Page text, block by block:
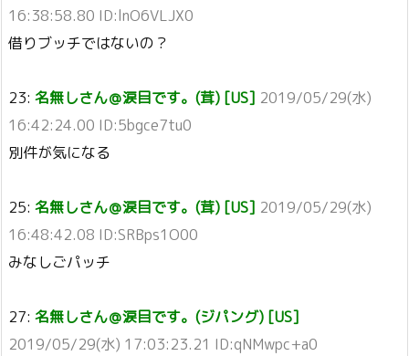
16:38:58.80 ID:lnO6VLJX0
借りブッチではないの？
23: 名無しさん＠涙目です。(茸) [US] 2019/05/29(水)
16:42:24.00 ID:5bgce7tu0
別件が気になる
25: 名無しさん＠涙目です。(茸) [US] 2019/05/29(水)
16:48:42.08 ID:SRBps1O00
みなしごパッチ
27: 名無しさん＠涙目です。(ジパング) [US]
2019/05/29(水) 17:03:23.21 ID:qNMwpc+a0